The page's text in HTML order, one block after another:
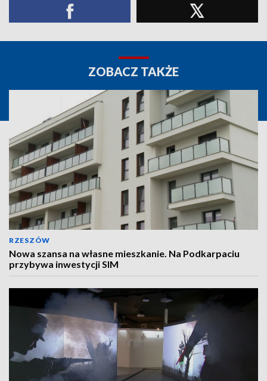
ZOBACZ TAKŻE
RZESZÓW
Nowa szansa na własne mieszkanie. Na Podkarpaciu
przybywa inwestycji SIM